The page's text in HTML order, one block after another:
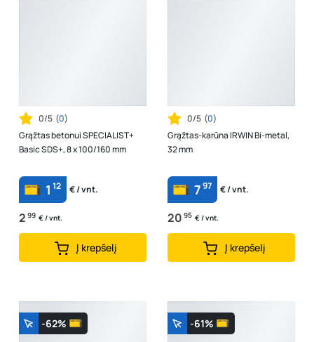
0/5 (0)
Grąžtas betonui SPECIALIST+
Basic SDS+, 8 x 100/160 mm
1 12 € / vnt.
2 99 € / vnt.
Į krepšelį
0/5 (0)
Grąžtas-karūna IRWIN Bi-metal,
32 mm
797 € / vnt.
20 95 € / vnt.
Į krepšelį
-62% -61%